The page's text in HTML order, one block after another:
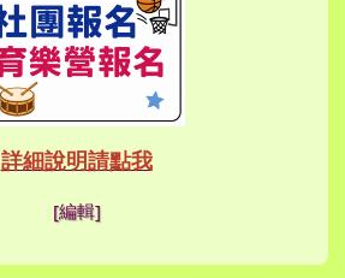
link to https://
link to https://
link to https://
link to https://
link to https://
link to https://
link to https://
link to https://
link to https://
link to https://
link to https://
link to https://
link to https://
link to https://
link to https://
link to https://
link to https://
link to https://
link to https://
link to https://
link to https://
link to https://
link to https://
link to https://
link to https://
link to https://
link to https://
link to https://
link to https://
link to https://
link to https://
link to https://
link to https://
link to https://
link to https://
link to https://
link to https://
link to https://
link to https://
link to https://
link to https://
link to https://
link to https://
link to https://
link to https://
link to https://
link to https://
link to https://
link to https://
link to https://
link to https://
link to https://
link to https://
link to https://
link to https://
link to https://
link to https://
link to https://
link to https://
ink to https://forms.gle/
詳細說明請點我
link to https://
[編輯]